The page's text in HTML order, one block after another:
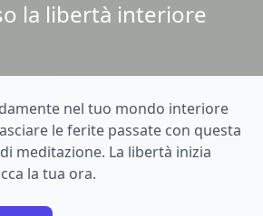
la libertà interiore
nel tuo mondo interiore
le ferite passate con questa
meditazione. La libertà inizia
la tua ora.